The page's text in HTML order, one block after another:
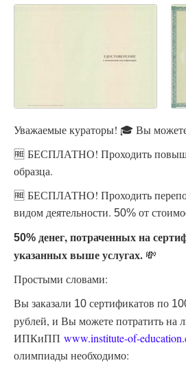
Уважаемые кураторы! 🎓 Вы
🆓 БЕСПЛАТНО! Проходить
образца.
🆓 БЕСПЛАТНО! Проходить
видом деятельности. 50% от
50% денег, потраченных на
указанных выше услугах. 💸
Простыми словами:
Вы заказали 10 сертификатов по
рублей, и Вы можете потратить на
ИПКиПП www.institute-of-
олимпиады необходимо: